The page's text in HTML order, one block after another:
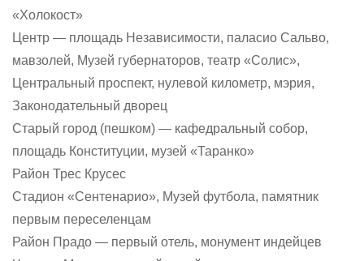
«Холокост»
Центр — площадь Независимости, паласио Сальво,
мавзолей, Музей губернаторов, театр «Солис»,
Центральный проспект, нулевой километр, мэрия,
Законодательный дворец
Старый город (пешком) — кафедральный собор,
площадь Конституции, музей «Таранко»
Район Трес Крусес
Стадион «Сентенарио», Музей футбола, памятник
первым переселенцам
Район Прадо — первый отель, монумент индейцев